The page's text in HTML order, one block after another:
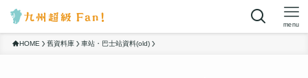
menu
HOME 舊資料庫 車站・巴士站資料(old)